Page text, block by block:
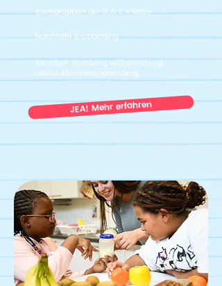
Kleingruppen der 8. & 9. Klasse
Nachhilfe & Coaching
Barmbek, Dulsberg, Wilhelmsburg,
Horn & Mümmelmannsberg
JEA! Mehr erfahren